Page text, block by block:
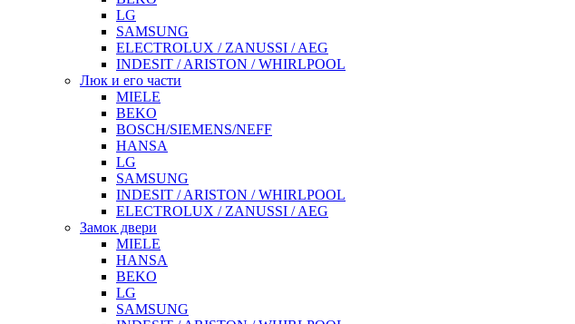
LG
SAMSUNG
ELECTROLUX / ZANUSSI / AEG
INDESIT / ARISTON / WHIRLPOOL
Люк и его части
MIELE
BEKO
BOSCH/SIEMENS/NEFF
HANSA
LG
SAMSUNG
INDESIT / ARISTON / WHIRLPOOL
ELECTROLUX / ZANUSSI / AEG
Замок двери
MIELE
HANSA
BEKO
LG
SAMSUNG